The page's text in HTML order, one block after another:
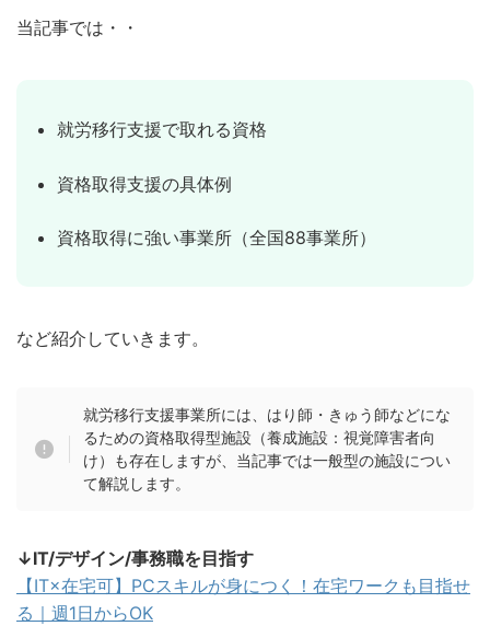
当記事では・・
就労移行支援で取れる資格
資格取得支援の具体例
資格取得に強い事業所（全国88事業所）
など紹介していきます。
就労移行支援事業所には、はり師・きゅう師などにな
るための資格取得型施設（養成施設：視覚障害者向
け）も存在しますが、当記事では一般型の施設につい
て解説します。
↓IT/デザイン/事務職を目指す
【IT×在宅可】PCスキルが身につく！在宅ワークも目指せ
る｜週1日からOK